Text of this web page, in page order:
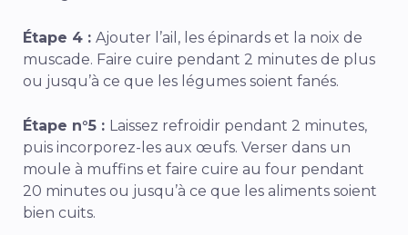
Étape 4 : Ajouter l’ail, les épinards et la noix de
muscade. Faire cuire pendant 2 minutes de plus
ou jusqu’à ce que les légumes soient fanés.
Étape n°5 : Laissez refroidir pendant 2 minutes,
puis incorporez-les aux œufs. Verser dans un
moule à muffins et faire cuire au four pendant
20 minutes ou jusqu’à ce que les aliments soient
bien cuits.